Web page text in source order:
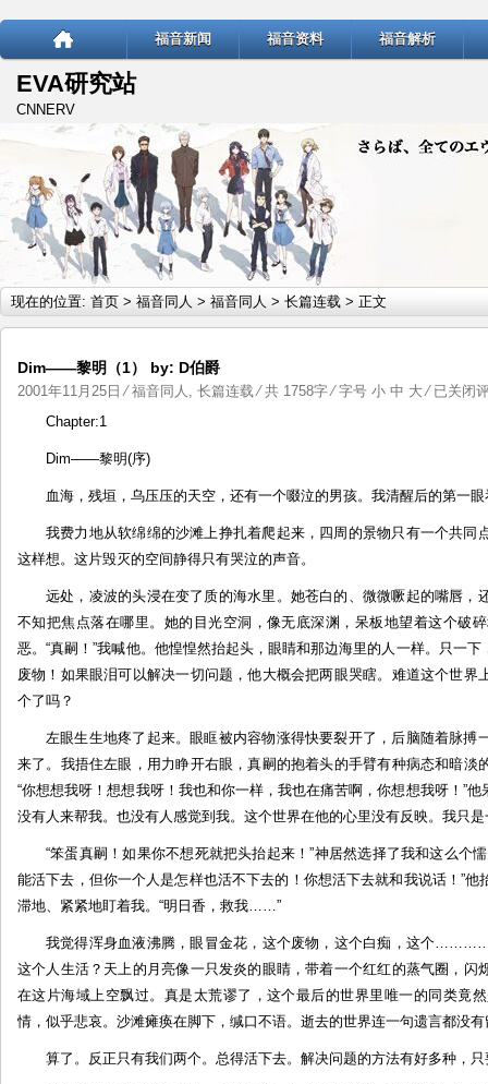
福音新闻 福音资料 福音解析
EVA研究站
CNNERV
现在的位置: 首页 > 福音同人 > 福音同人 > 长篇连载 > 正文
Dim——黎明（1） by: D伯爵
2001年11月25日 ⁄福音同人 , 长篇连载⁄ 共 1758字 ⁄ 字号 小 中 大 ⁄ Dim
（1）
D
已关闭
Chapter:1
Dim——黎明(序)
血海，残垣，乌压压的天空，还有一个啜泣的男孩。我清醒后的第一
我费力地从软绵绵的沙滩上挣扎着爬起来，四周的景物只有一个共同
这样想。这片毁灭的空间静得只有哭泣的声音。
远处，凌波的头浸在变了质的海水里。她苍白的、微微噘起的嘴唇，
不知把焦点落在哪里。她的目光空洞，像无底深渊，呆板地望着这个破
恶。“真嗣！”我喊他。他惶惶然抬起头，眼睛和那边海里的人一样。只一
废物！如果眼泪可以解决一切问题，他大概会把两眼哭瞎。难道这个世界
个了吗？
左眼生生地疼了起来。眼眶被内容物涨得快要裂开了，后脑随着脉搏
来了。我捂住左眼，用力睁开右眼，真嗣的抱着头的手臂有种病态和暗淡
“你想想我呀！想想我呀！我也和你一样，我也在痛苦啊，你想想我呀！”
没有人来帮我。也没有人感觉到我。这个世界在他的心里没有反映。我只
“笨蛋真嗣！如果你不想死就把头抬起来！”神居然选择了我和这么个
能活下去，但你一个人是怎样也活不下去的！你想活下去就和我说话！”
滞地、紧紧地盯着我。“明日香，救我……”
我觉得浑身血液沸腾，眼冒金花，这个废物，这个白痴，这个
这个人生活？天上的月亮像一只发炎的眼睛，带着一个红红的蒸气圈，闪
在这片海域上空飘过。真是太荒谬了，这个最后的世界里唯一的同类竟
情，似乎悲哀。沙滩瘫痪在脚下，缄口不语。逝去的世界连一句遗言都没
算了。反正只有我们两个。总得活下去。解决问题的方法有好多种，